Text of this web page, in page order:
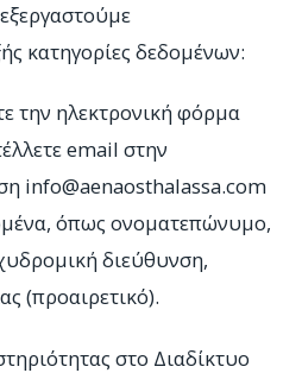
κατηγορίες δεδομένων:
την ηλεκτρονική φόρμα
email στην
info@aenaosthalassa.com
όπως ονοματεπώνυμο,
διεύθυνση,
(προαιρετικό).
στο Διαδίκτυο